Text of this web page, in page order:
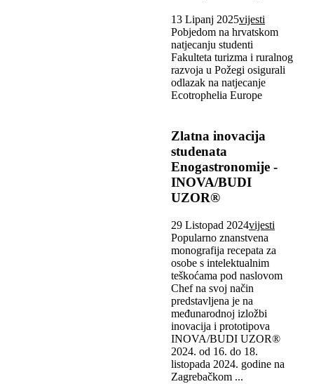
13 Lipanj 2025vijesti
Pobjedom na hrvatskom
natjecanju studenti
Fakulteta turizma i ruralnog
razvoja u Požegi osigurali
odlazak na natjecanje
Ecotrophelia Europe
Zlatna inovacija
studenata
Enogastronomije -
INOVA/BUDI
UZOR®
29 Listopad 2024vijesti
Popularno znanstvena
monografija recepata za
osobe s intelektualnim
teškoćama pod naslovom
Chef na svoj način
predstavljena je na
međunarodnoj izložbi
inovacija i prototipova
INOVA/BUDI UZOR®
2024. od 16. do 18.
listopada 2024. godine na
Zagrebačkom ...